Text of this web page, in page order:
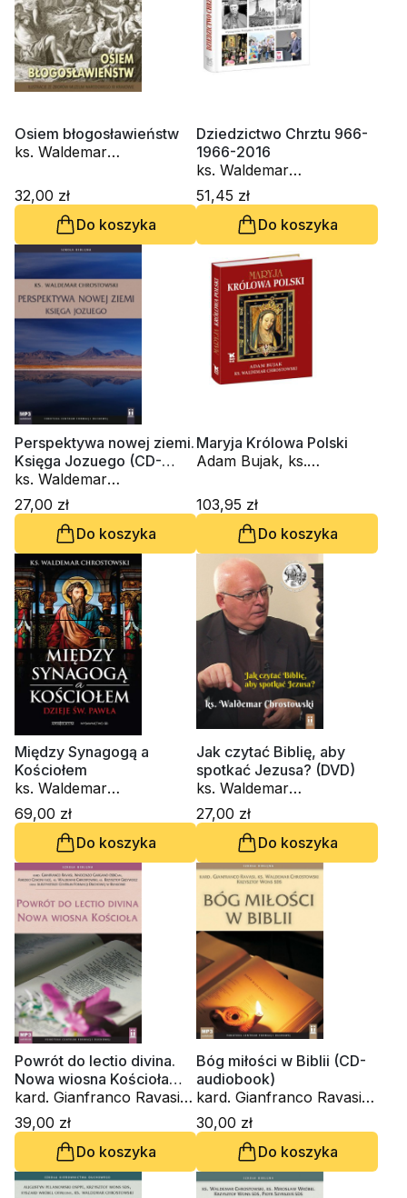
Osiem błogosławieństw
ks. Waldemar
32,00 zł
Do koszyka
Dziedzictwo Chrztu 966-
1966-2016
ks. Waldemar
Chrostowski
51,45 zł
Do koszyka
Perspektywa nowej ziemi.
Księga Jozuego (CD-
audiobook)
ks. Waldemar
Chrostowski
27,00 zł
Do koszyka
Maryja Królowa Polski
Adam Bujak, ks.
103,95 zł
Do koszyka
Między Synagogą a
Kościołem
ks. Waldemar
Chrostowski
69,00 zł
Do koszyka
Jak czytać Biblię, aby
spotkać Jezusa? (DVD)
ks. Waldemar
Chrostowski
27,00 zł
Do koszyka
Powrót do lectio divina.
Nowa wiosna Kościoła
(CD-audiobook)
kard. Gianfranco Ravasi,
Innocenzo Gargano
OSBCam., Amedeo
Cencini FdCC, ks.
Waldemar Chrostowski,
ks. Krzysztof Grzywocz
39,00 zł
Do koszyka
Bóg miłości w Biblii (CD-
audiobook)
kard. Gianfranco Ravasi,
ks. Waldemar
Chrostowski, ks.
Krzysztof Wons SDS
30,00 zł
Do koszyka